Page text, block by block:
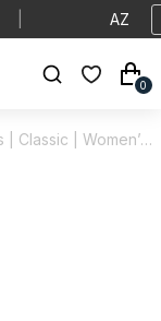
AZ
0
| Women’s | RH751BX9